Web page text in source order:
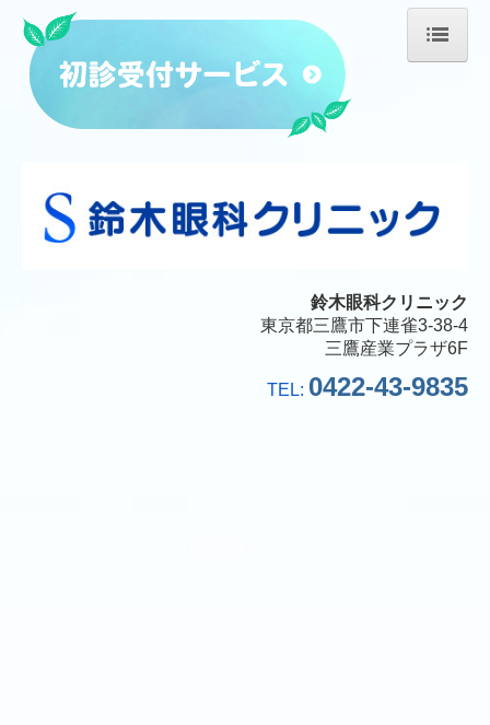
ホーム
施設・設備のご案内
鈴木眼科クリニック
東京都三鷹市下連雀3-38-4
三鷹産業プラザ6F
TEL: 0422-43-9835